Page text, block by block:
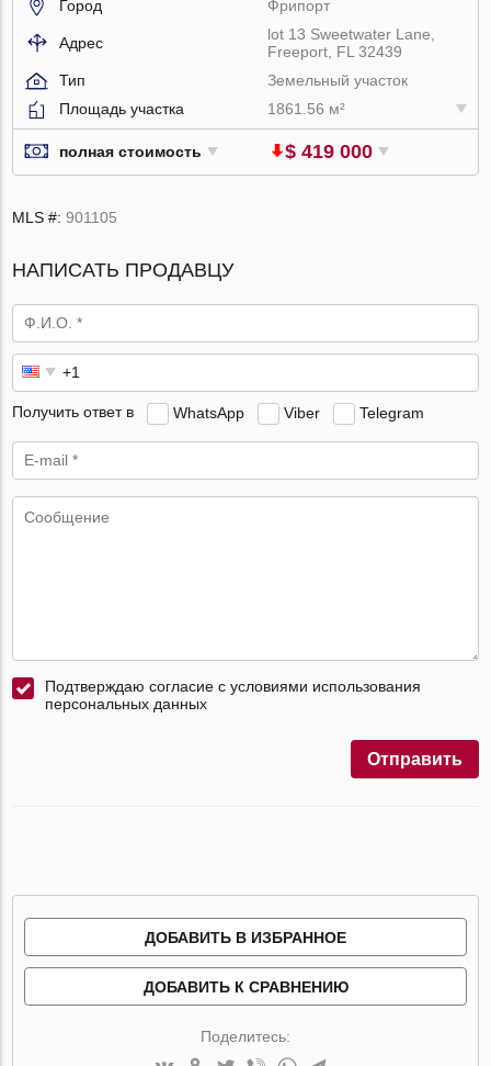
Город Фрипорт
Адрес
lot 13 Sweetwater Lane,
Freeport, FL 32439
Тип
Земельный участок
Площадь участка
1861.56 м²
полная стоимость $ 419 000
MLS #:901105
НАПИСАТЬ ПРОДАВЦУ
Получить ответ в WhatsApp Viber Telegram
Подтверждаю согласие с условиями использования
персональных данных
Отправить
ДОБАВИТЬ В ИЗБРАННОЕ
ДОБАВИТЬ К СРАВНЕНИЮ
Поделитесь: